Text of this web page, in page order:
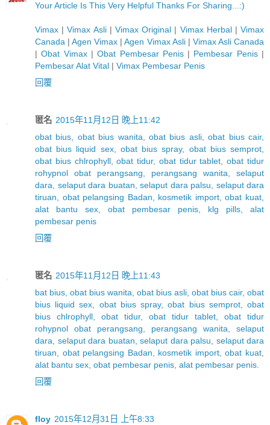
YourArticle Is This Very Helpful Thanks For Sharing :)
Vimax |Vimax Asli| Vimax Original | Vimax Herbal|Vimax
Canada |Agen Vimax |Agen Vimax Asli| Vimax Asli Canada
|Obat Vimax|Obat Pembesar Penis| Pembesar Penis|
Pembesar Alat Vital | Vimax Pembesar Penis
回覆
匿名 2015年11月12日 晚上11:42
obat bius, obat bius wanita, obat bius asli, obat bius cair,
obat bius liquid sex, obat bius spray, obat bius semprot,
obat bius chlrophyll, obat tidur, obat tidur tablet, obat tidur
rohypnol obat perangsang, perangsang wanita, selaput
dara, selaput dara buatan, selaput dara palsu, selaput dara
tiruan, obat pelangsing Badan, kosmetik import, obat kuat,
alat bantu sex, obat pembesar penis, klg pills, alat
pembesar penis
回覆
匿名 2015年11月12日 晚上11:43
bat bius, obat bius wanita, obat bius asli, obat bius cair, obat
bius liquid sex, obat bius spray, obat bius semprot, obat
bius chlrophyll, obat tidur, obat tidur tablet, obat tidur
rohypnol obat perangsang, perangsang wanita, selaput
dara, selaput dara buatan, selaput dara palsu, selaput dara
tiruan, obat pelangsing Badan, kosmetik import, obat kuat,
alat bantu sex, obat pembesar penis, alat pembesar penis.
回覆
floy 2015年12月31日 上午8:33